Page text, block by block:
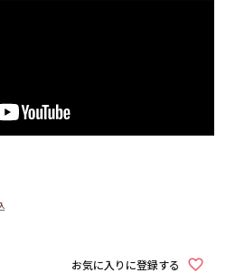
お気に入りに登録する